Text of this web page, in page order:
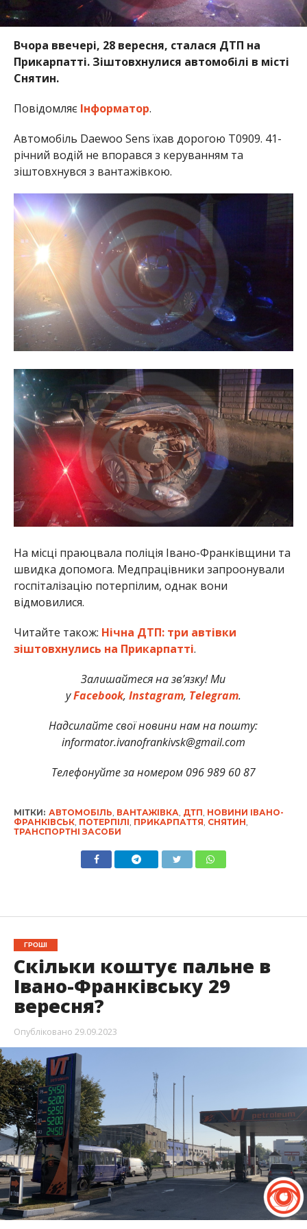
Вчора ввечері, 28 вересня, сталася ДТП на
Прикарпатті. Зіштовхнулися автомобілі в місті
Снятин.
Повідомляє Інформатор.
Автомобіль Daewoo Sens їхав дорогою Т0909. 41-
річний водій не впорався з керуванням та
зіштовхнувся з вантажівкою.
На місці праюцвала поліція Івано-Франківщини та
швидка допомога. Медпрацівники запроонували
госпіталізацію потерпілим, однак вони
відмовилися.
Читайте також: Нічна ДТП: три автівки
зіштовхнулись на Прикарпатті.
Залишайтеся на зв’язку! Ми
уFacebook, Instagram, Telegram.
Надсилайте свої новини нам на пошту:
informator.ivanofrankivsk@gmail.com
Телефонуйте за номером 096 989 60 87
МІТКИ: АВТОМОБІЛЬ ВАНТАЖІВКА ДТП НОВИНИ ІВАНО-
ФРАНКІВСЬК, ПОТЕРПІЛІ ПРИКАРПАТТЯ СНЯТИН
ТРАНСПОРТНІ ЗАСОБИ
ГРОШІ
Скільки коштує пальне в
Івано-Франківську 29
вересня?
Опубліковано 29.09.2023